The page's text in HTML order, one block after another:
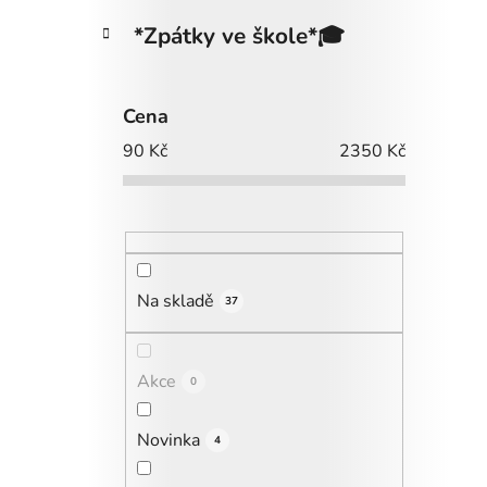
*Zpátky ve škole*🎓
Cena
90 Kč 2350 Kč
Na skladě 37
Akce 0
Novinka 4